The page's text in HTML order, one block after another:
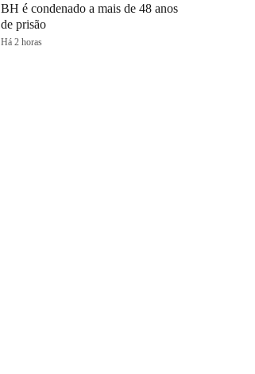
BH é condenado a mais de 48 anos
de prisão
Há 2 horas